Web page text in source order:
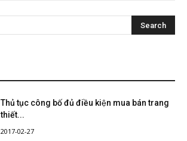
Thủ tục công bố đủ điều kiện mua bán trang
thiết...
2017-02-27